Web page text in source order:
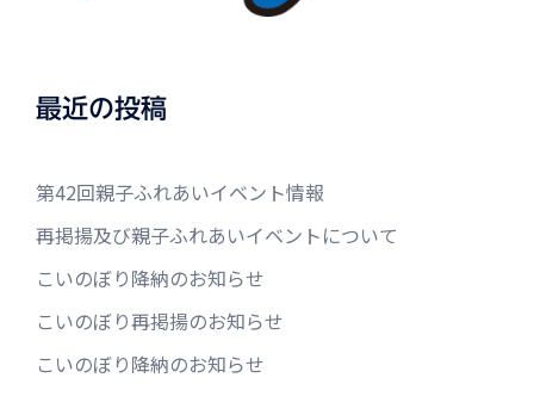
最近の投稿
第42回親子ふれあいイベント情報
再掲揚及び親子ふれあいイベントについて
こいのぼり降納のお知らせ
こいのぼり再掲揚のお知らせ
こいのぼり降納のお知らせ